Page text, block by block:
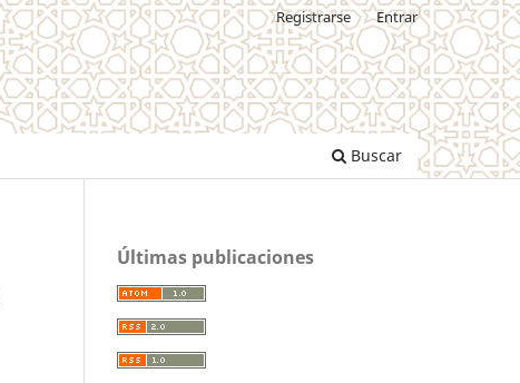
Buscar
Registrarse Entrar
Últimas publicaciones